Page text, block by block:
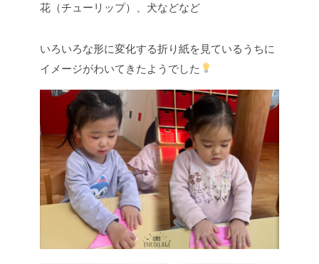
花（チューリップ）、犬などなど
いろいろな形に変化する折り紙を見ているうちに
イメージがわいてきたようでした